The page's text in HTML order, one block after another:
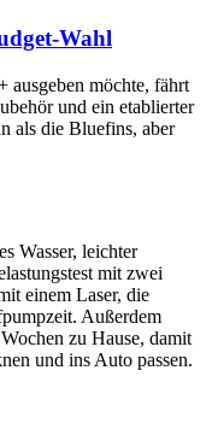
Wahl
ausgeben möchte, fährt
und ein etablierter
als die Bluefins, aber
Wasser, leichter
mit zwei
einem Laser, die
Außerdem
zu Hause, damit
und ins Auto passen.